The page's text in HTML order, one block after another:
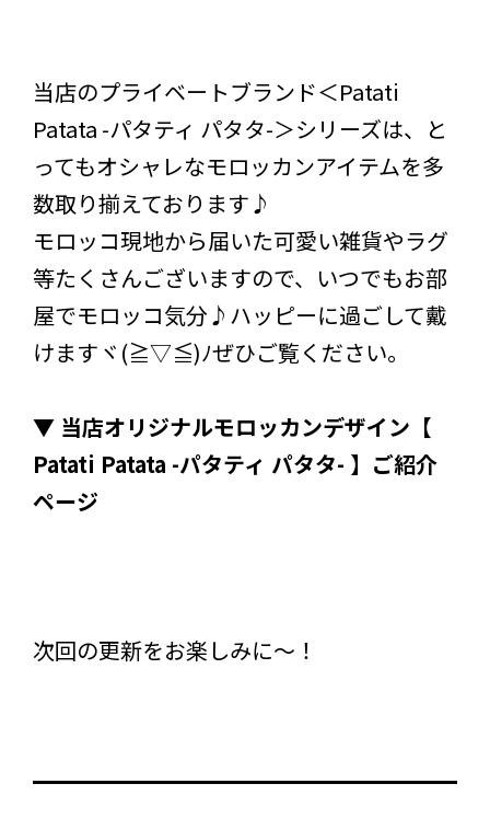
当店のプライベートブランド＜Patati
Patata -パタティ パタタ-＞シリーズは、と
ってもオシャレなモロッカンアイテムを多
数取り揃えております♪
モロッコ現地から届いた可愛い雑貨やラグ
等たくさんございますので、いつでもお部
屋でモロッコ気分♪ハッピーに過ごして戴
けますヾ(≧▽≦)ﾉぜひご覧ください。
▼ 当店オリジナルモロッカンデザイン【
Patati Patata -パタティ パタタ- 】ご紹介
ページ
次回の更新をお楽しみに～！